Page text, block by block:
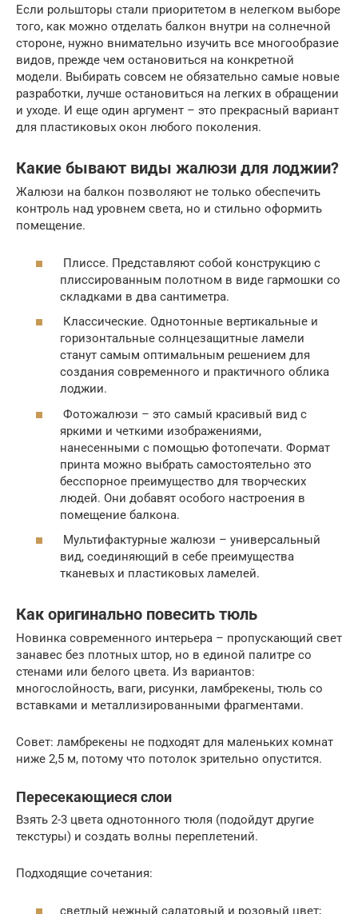
Если рольшторы стали приоритетом в нелегком выборе
того, как можно отделать балкон внутри на солнечной
стороне, нужно внимательно изучить все многообразие
видов, прежде чем остановиться на конкретной
модели. Выбирать совсем не обязательно самые новые
разработки, лучше остановиться на легких в обращении
и уходе. И еще один аргумент – это прекрасный вариант
для пластиковых окон любого поколения.
Какие бывают виды жалюзи для лоджии?
Жалюзи на балкон позволяют не только обеспечить
контроль над уровнем света, но и стильно оформить
помещение.
Плиссе. Представляют собой конструкцию с
плиссированным полотном в виде гармошки со
складками в два сантиметра.
Классические. Однотонные вертикальные и
горизонтальные солнцезащитные ламели
станут самым оптимальным решением для
создания современного и практичного облика
лоджии.
Фотожалюзи – это самый красивый вид с
яркими и четкими изображениями,
нанесенными с помощью фотопечати. Формат
принта можно выбрать самостоятельно это
бесспорное преимущество для творческих
людей. Они добавят особого настроения в
помещение балкона.
Мультифактурные жалюзи – универсальный
вид, соединяющий в себе преимущества
тканевых и пластиковых ламелей.
Как оригинально повесить тюль
Новинка современного интерьера – пропускающий свет
занавес без плотных штор, но в единой палитре со
стенами или белого цвета. Из вариантов:
многослойность, ваги, рисунки, ламбрекены, тюль со
вставками и металлизированными фрагментами.
Совет: ламбрекены не подходят для маленьких комнат
ниже 2,5 м, потому что потолок зрительно опустится.
Пересекающиеся слои
Взять 2-3 цвета однотонного тюля (подойдут другие
текстуры) и создать волны переплетений.
Подходящие сочетания:
светлый нежный салатовый и розовый цвет;